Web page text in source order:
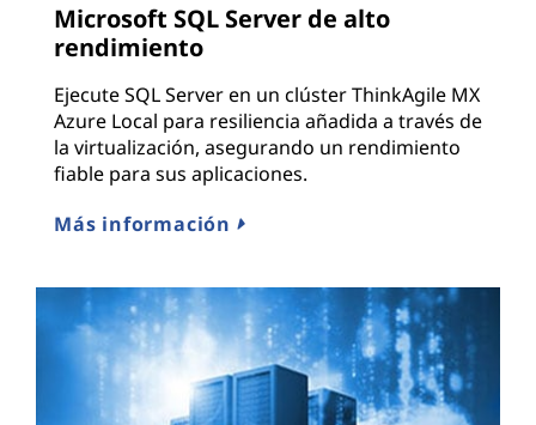
Microsoft SQL Server de alto
rendimiento
Ejecute SQL Server en un clúster ThinkAgile MX
Azure Local para resiliencia añadida a través de
la virtualización, asegurando un rendimiento
fiable para sus aplicaciones.
Más información